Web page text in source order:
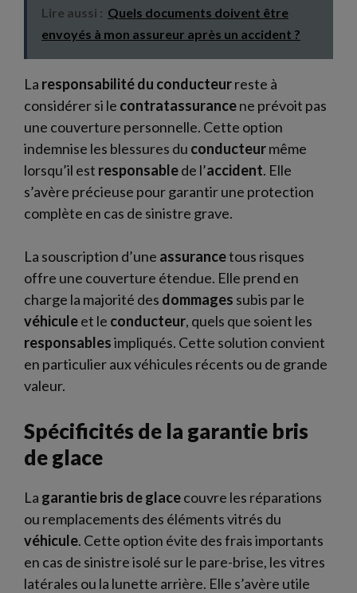
Lire aussi : Quels documents doivent être
envoyés à mon assureur après un accident ?
La responsabilité du conducteurreste à
considérer si le contratassurancene prévoit pas
une couverture personnelle. Cette option
indemnise les blessures du conducteurmême
lorsqu’il est responsablede l’accident. Elle
s’avère précieuse pour garantir une protection
complète en cas de sinistre grave.
La souscription d’une assurancetous risques
offre une couverture étendue. Elle prend en
charge la majorité des dommages subis par le
véhiculeet le conducteur, quels que soient les
responsablesimpliqués. Cette solution convient
en particulier aux véhicules récents ou de grande
valeur.
Spécificités de la garantie bris
de glace
La garantiebris de glacecouvre les réparations
ou remplacements des éléments vitrés du
véhicule. Cette option évite des frais importants
en cas de sinistre isolé sur le pare-brise, les vitres
latérales ou la lunette arrière. Elle s’avère utile